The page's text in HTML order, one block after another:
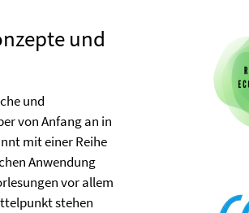
und
und
von Anfang an in
mit einer Reihe
Anwendung
vor allem
stehen